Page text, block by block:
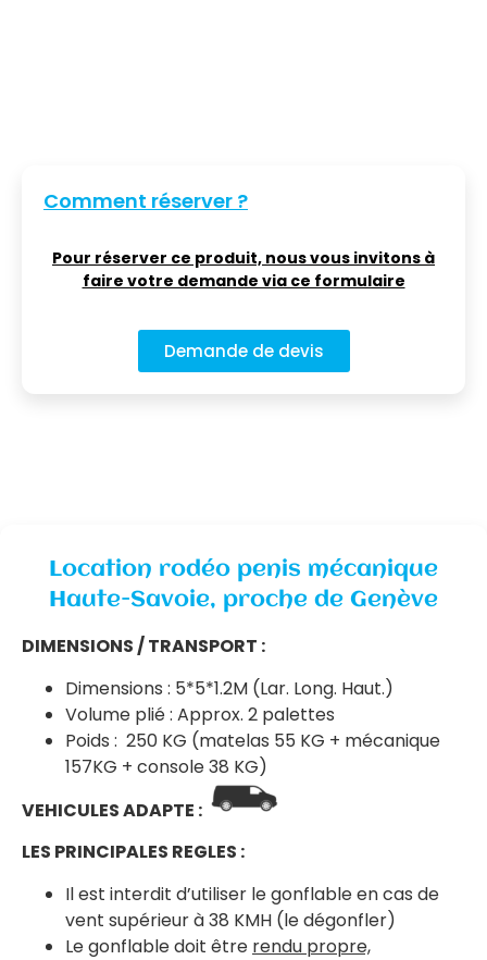
Comment réserver ?
Pour réserver ce produit, nous vous invitons à
faire votre demande via ce formulaire
Demande de devis
Location rodéo penis mécanique
Haute-Savoie, proche de Genève
DIMENSIONS / TRANSPORT :
Dimensions : 5*5*1.2M (Lar. Long. Haut.)
Volume plié : Approx. 2 palettes
Poids : 250 KG (matelas 55 KG + mécanique
157KG + console 38 KG)
VEHICULES ADAPTE :
LES PRINCIPALES REGLES :
Il est interdit d’utiliser le gonflable en cas de
vent supérieur à 38 KMH (le dégonfler)
Le gonflable doit être rendu propre,